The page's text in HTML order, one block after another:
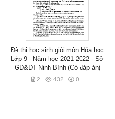
Đề thi học sinh giỏi môn Hóa học
Lớp 9 - Năm học 2021-2022 - Sở
GD&ĐT Ninh Bình (Có đáp án)
2 432 0